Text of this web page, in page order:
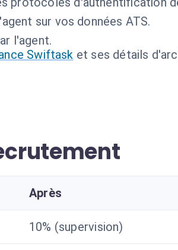
sur vos données ATS.
l'agent.
Swiftask et ses détails
Après
10% (supervision)